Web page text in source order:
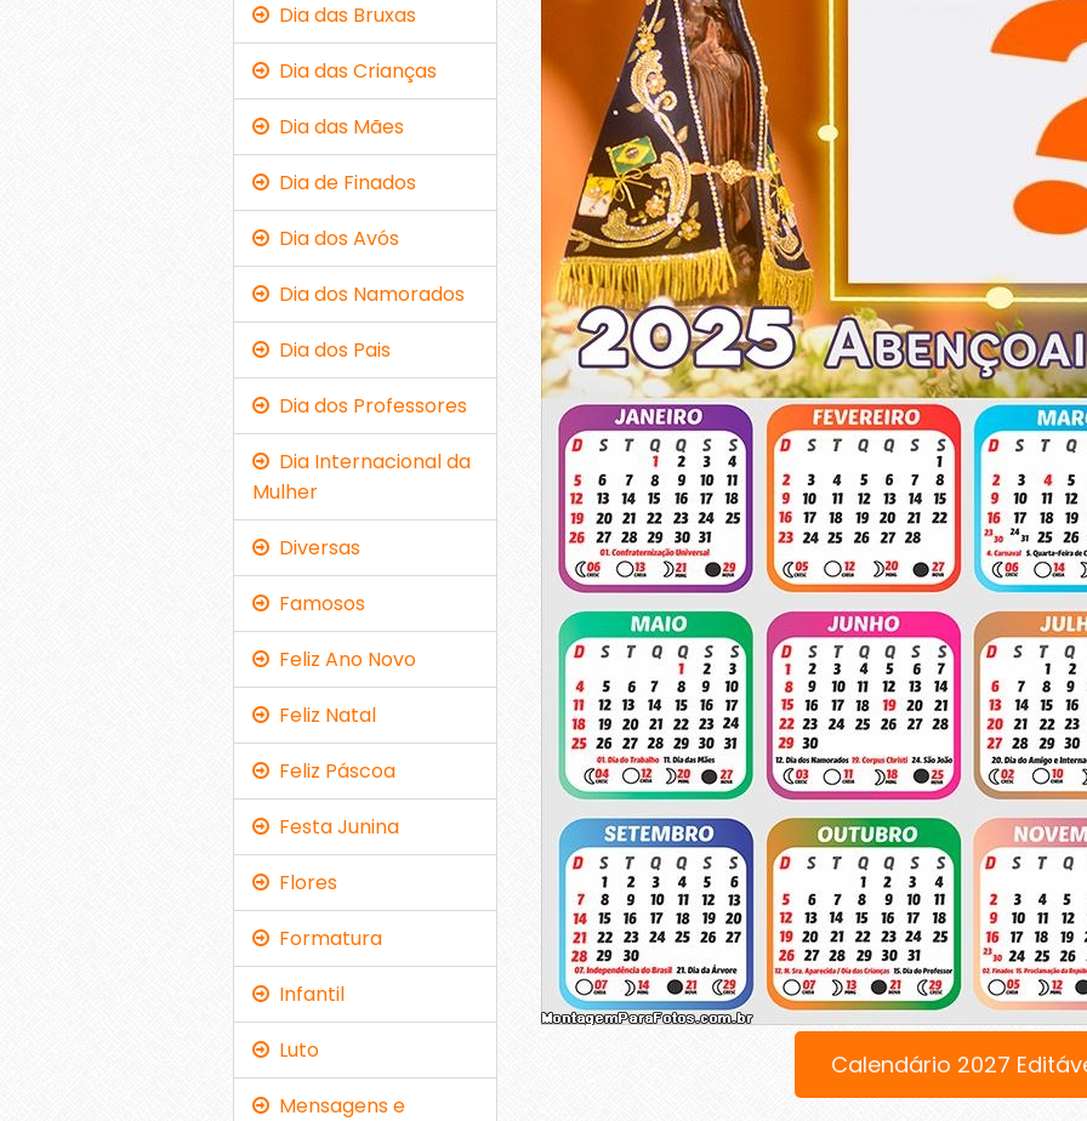
Calendário 2027
Dia das Bruxas
Dia das Crianças
Dia das Mães
Dia de Finados
Dia dos Avós
Dia dos Namorados
Dia dos Pais
Dia dos Professores
Dia Internacional da
Mulher
Diversas
Famosos
Feliz Ano Novo
Feliz Natal
Feliz Páscoa
Festa Junina
Flores
Formatura
Infantil
Luto
Mensagens e